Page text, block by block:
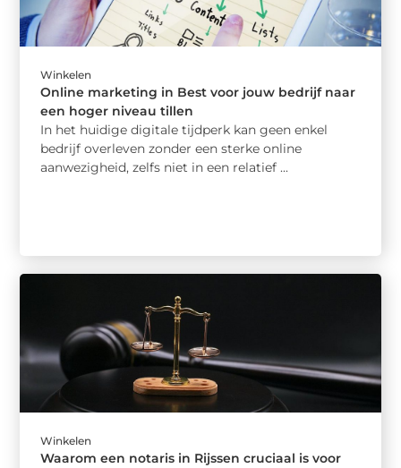
Winkelen
Online marketing in Best voor jouw bedrijf naar
een hoger niveau tillen
In het huidige digitale tijdperk kan geen enkel
bedrijf overleven zonder een sterke online
aanwezigheid, zelfs niet in een relatief ...
Winkelen
Waarom een notaris in Rijssen cruciaal is voor